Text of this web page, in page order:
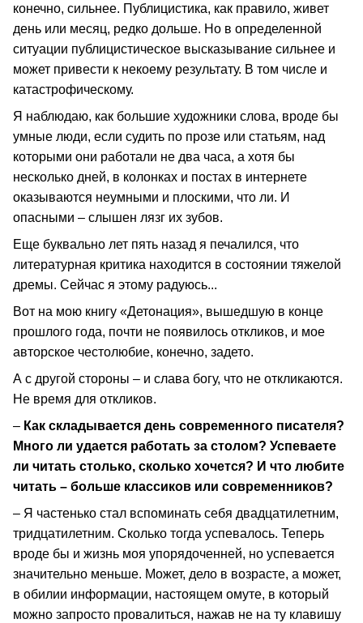
конечно, сильнее. Публицистика, как правило, живет
день или месяц, редко дольше. Но в определенной
ситуации публицистическое высказывание сильнее и
может привести к некоему результату. В том числе и
катастрофическому.
Я наблюдаю, как большие художники слова, вроде бы
умные люди, если судить по прозе или статьям, над
которыми они работали не два часа, а хотя бы
несколько дней, в колонках и постах в интернете
оказываются неумными и плоскими, что ли. И
опасными – слышен лязг их зубов.
Еще буквально лет пять назад я печалился, что
литературная критика находится в состоянии тяжелой
дремы. Сейчас я этому радуюсь...
Вот на мою книгу «Детонация», вышедшую в конце
прошлого года, почти не появилось откликов, и мое
авторское честолюбие, конечно, задето.
А с другой стороны – и слава богу, что не откликаются.
Не время для откликов.
– Как складывается день современного писателя?
Много ли удается работать за столом? Успеваете
ли читать столько, сколько хочется? И что любите
читать – больше классиков или современников?
– Я частенько стал вспоминать себя двадцатилетним,
тридцатилетним. Сколько тогда успевалось. Теперь
вроде бы и жизнь моя упорядоченней, но успевается
значительно меньше. Может, дело в возрасте, а может,
в обилии информации, настоящем омуте, в который
можно запросто провалиться, нажав не на ту клавишу